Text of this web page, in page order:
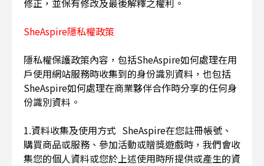
SheAspire隱私權政策
隱私權保護政策內容，包括SheAspire如何處理在用
戶使用網站服務時收集到的身份識別資料，也包括
SheAspire如何處理在商業夥伴合作時分享的任何身
份識別資料。
1.資料收集及使用方式 SheAspire在您註冊帳號、
購買商品或服務、參加活動或贈獎遊戲時，我們會收
集您的個人資料或您於上述使用時所提供或產生的資